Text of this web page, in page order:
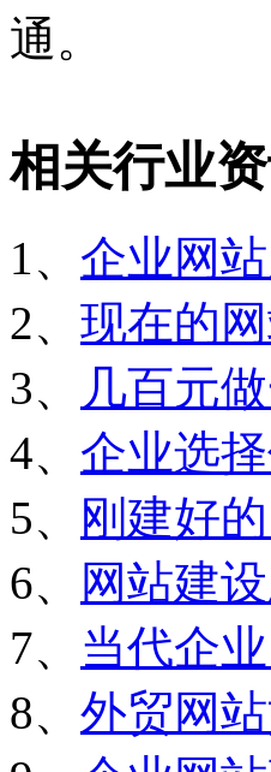
通。
相关行业
1、 企业网
2、 现在的
3、
几百元
4、 企业选
5、
刚建好
6、
网站建
7、 当代企
8、 外贸网